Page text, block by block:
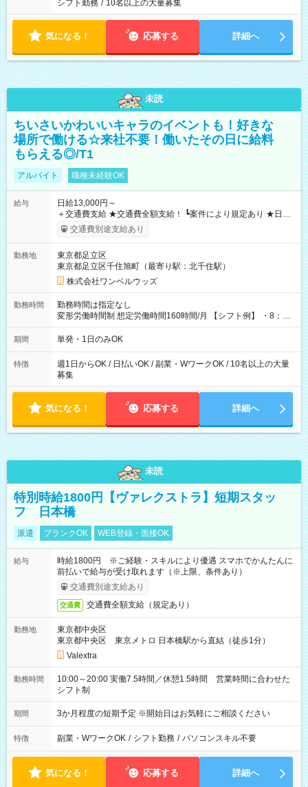
シフト勤務 / 10名以上の大量募集
気になる！ 応募する 詳細へ
未読
ちいさいかわいいキャラのイベントも！好きな
場所で働ける☆来社不要！働いたその日に給料
もらえる◎/T1
アルバイト 職種未経験OK
給与
日給13,000円～
＋交通費支給 ★交通費全額支給！ ┗案件により規定あり ★日払
いOK！（規定あり） ┗働いたその日に現金GET♪ お仕事後はコ
ンビニATMから 日払い分を引き落とせます！ 【試用期間】試
交通費別途支給あり
勤務地
東京都足立区
東京都足立区千住旭町（最寄り駅：北千住駅）
株式会社ワンベルウッズ
勤務時間
勤務時間は指定なし
変形労働時間制 想定労働時間160時間/月 【シフト例】 ・8：00
～21：00
期間 単発・1日のみOK
特徴
週1日からOK / 日払いOK / 副業・WワークOK / 10名以上の大量
募集
気になる！ 応募する 詳細へ
未読
特別時給1800円【ヴァレクストラ】短期スタッ
フ 日本橋
派遣 ブランクOK WEB登録・面接OK
給与
時給1800円 ※ご経験・スキルにより優遇 スマホでかんたんに
前払いで給与が受け取れます（※上限、条件あり）
交通費別途支給あり
交通費 交通費全額支給（規定あり）
勤務地
東京都中央区
東京都中央区 東京メトロ 日本橋駅から直結（徒歩1分）
Valextra
勤務時間
10:00～20:00 実働7.5時間／休憩1.5時間 営業時間に合わせた
シフト制
期間 3か月程度の短期予定 ※開始日はお気軽にご相談ください
特徴 副業・WワークOK / シフト勤務 / パソコンスキル不要
気になる！ 応募する 詳細へ